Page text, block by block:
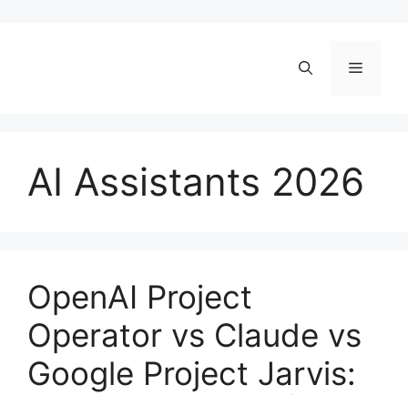
Menu
AI Assistants 2026
OpenAI Project
Operator vs Claude vs
Google Project Jarvis: